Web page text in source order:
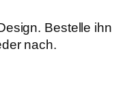
Bestelle ihn
nach.